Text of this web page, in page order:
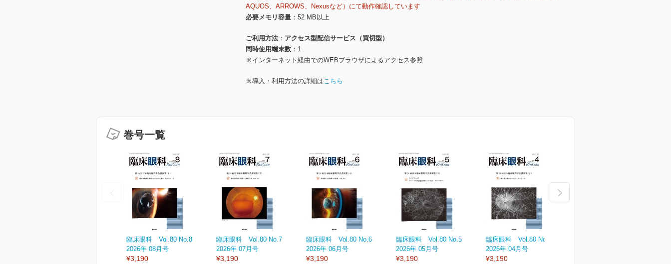
AQUOS、ARROWS、Nexusなど）にて動作確認しています
必要メモリ容量
52 MB以上
ご利用方法
アクセス型配信サービス（買切型）
同時使用端末数
1
※インターネット経由でのWEBブラウザによるアクセス参照
※導入・利用方法の詳細はこちら
巻号一覧
臨床眼科 Vol.80 No.8
2026年 08月号
¥3,190
臨床眼科 Vol.80 No.7
2026年 07月号
¥3,190
臨床眼科 Vol.80 No.6
2026年 06月号
¥3,190
臨床眼科 Vol.80 No.5
2026年 05月号
¥3,190
臨床眼科 Vol.80 No.4
2026年 04月号
¥3,190